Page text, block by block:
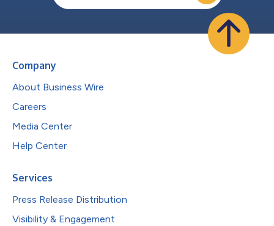
Company
About Business Wire
Careers
Media Center
Help Center
Services
Press Release Distribution
Visibility & Engagement